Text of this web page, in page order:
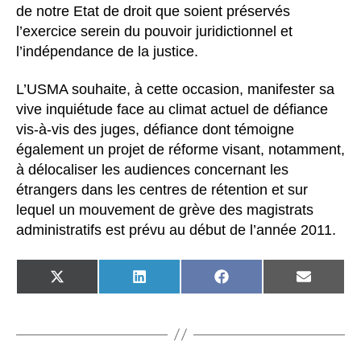
de notre Etat de droit que soient préservés
l’exercice serein du pouvoir juridictionnel et
l’indépendance de la justice.
L’USMA souhaite, à cette occasion, manifester sa
vive inquiétude face au climat actuel de défiance
vis-à-vis des juges, défiance dont témoigne
également un projet de réforme visant, notamment,
à délocaliser les audiences concernant les
étrangers dans les centres de rétention et sur
lequel un mouvement de grève des magistrats
administratifs est prévu au début de l’année 2011.
SHARE
ON
SHARE
ON
SHARE
ON
SHARE
ON